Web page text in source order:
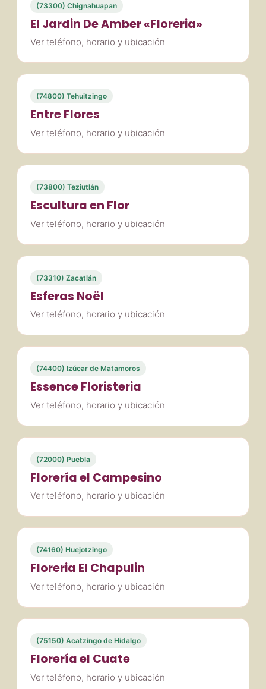
(73300) Chignahuapan
El Jardin De Amber «Floreria»
Ver teléfono, horario y ubicación
(74800) Tehuitzingo
Entre Flores
Ver teléfono, horario y ubicación
(73800) Teziutlán
Escultura en Flor
Ver teléfono, horario y ubicación
(73310) Zacatlán
Esferas Noël
Ver teléfono, horario y ubicación
(74400) Izúcar de Matamoros
Essence Floristeria
Ver teléfono, horario y ubicación
(72000) Puebla
Florería el Campesino
Ver teléfono, horario y ubicación
(74160) Huejotzingo
Floreria El Chapulin
Ver teléfono, horario y ubicación
(75150) Acatzingo de Hidalgo
Florería el Cuate
Ver teléfono, horario y ubicación